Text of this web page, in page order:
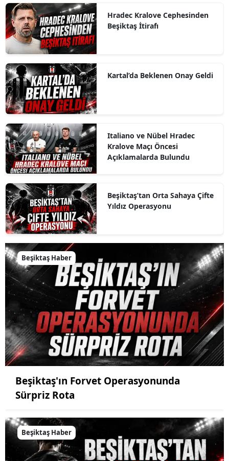
Hradec Kralove Cephesinden
Beşiktaş İtirafı
Kartal’da Beklenen Onay Geldi
Italiano ve Nübel Hradec
Kralove Maçı Öncesi
Açıklamalarda Bulundu
Beşiktaş’tan Orta Sahaya Çifte
Yıldız Operasyonu
Beşiktaş Haber
Beşiktaş'ın Forvet Operasyonunda
Sürpriz Rota
Beşiktaş Haber